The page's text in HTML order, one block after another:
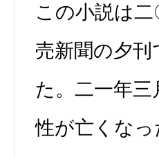
この小説は
売新聞の夕
た。二一年
性が亡くな